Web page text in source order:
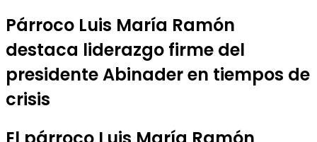
Párroco Luis María Ramón
destaca liderazgo firme del
presidente Abinader en tiempos de
crisis